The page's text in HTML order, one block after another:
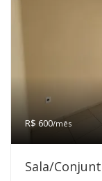
R$ 600/mês
Sala/